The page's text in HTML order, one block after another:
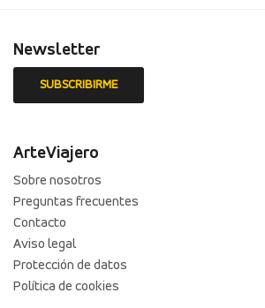
Newsletter
ArteViajero
Sobre nosotros
Preguntas frecuentes
Contacto
Aviso legal
Protección de datos
Política de cookies